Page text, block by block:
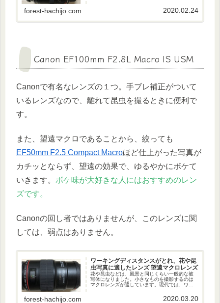
forest-hachijo.com 2020.02.24
Canon EF100mm F2.8L Macro IS USM
Canonで有名なレンズの１つ。手ブレ補正がついて
いるレンズなので、離れて昆虫を撮るときに便利で
す。
また、望遠マクロであることから、絞っても
EF50mm F2.5 Compact Macroほど仕上がった写真が
カチッとならず、望遠の効果で、ゆるやかにボケて
いきます。 ボケ味が大好きな人にはおすすめのレン
ズです。
Canonの回し者ではありませんが、このレンズに関
しては、弱点はありません。
ワーキングディスタンスがとれ、花や昆
虫写真に適したレンズ 望遠マクロレンズ
花や昆虫などは、風景と同じくらい一般的な被
写体になりました。小さなものを撮影するのは
マクロレンズが適しています。現代では、ワー
で、望遠マクロレンズが主流となっています。
forest-hachijo.com 2020.03.20